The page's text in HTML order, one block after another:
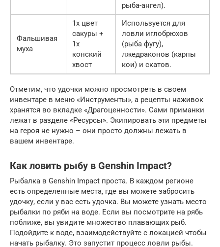
рыба-ангел).
Фальшивая
муха
1х цвет
сакуры +
1х
конский
хвост
Используется для
ловли иглобрюхов
(рыба фугу),
лжедраконов (карпы
кои) и скатов.
Отметим, что удочки можно просмотреть в своем
инвентаре в меню «Инструменты», а рецепты наживок
хранятся во вкладке «Драгоценности». Сами приманки
лежат в разделе «Ресурсы». Экипировать эти предметы
на героя не нужно – они просто должны лежать в
вашем инвентаре.
Как ловить рыбу в Genshin Impact?
Рыбалка в Genshin Impact проста. В каждом регионе
есть определенные места, где вы можете забросить
удочку, если у вас есть удочка. Вы можете узнать место
рыбалки по ряби на воде. Если вы посмотрите на рябь
поближе, вы увидите множество плавающих рыб.
Подойдите к воде, взаимодействуйте с локацией чтобы
начать рыбалку. Это запустит процесс ловли рыбы.